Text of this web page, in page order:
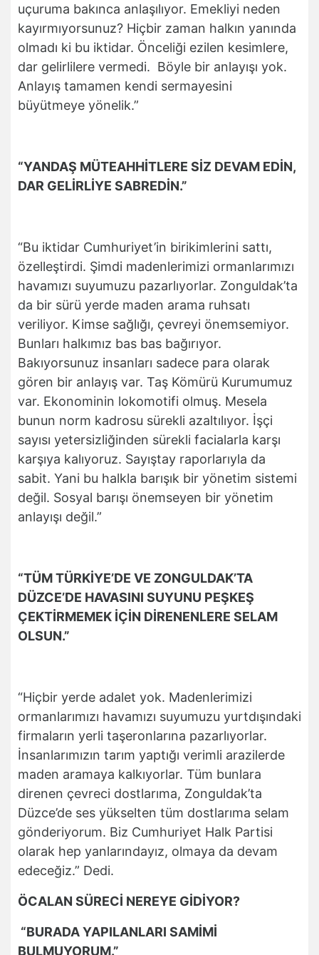
uçuruma bakınca anlaşılıyor. Emekliyi neden
kayırmıyorsunuz? Hiçbir zaman halkın yanında
olmadı ki bu iktidar. Önceliği ezilen kesimlere,
dar gelirlilere vermedi. Böyle bir anlayışı yok.
Anlayış tamamen kendi sermayesini
büyütmeye yönelik.”
“YANDAŞ MÜTEAHHİTLERE SİZ DEVAM EDİN,
DAR GELİRLİYE SABREDİN.”
“Bu iktidar Cumhuriyet’in birikimlerini sattı,
özelleştirdi. Şimdi madenlerimizi ormanlarımızı
havamızı suyumuzu pazarlıyorlar. Zonguldak’ta
da bir sürü yerde maden arama ruhsatı
veriliyor. Kimse sağlığı, çevreyi önemsemiyor.
Bunları halkımız bas bas bağırıyor.
Bakıyorsunuz insanları sadece para olarak
gören bir anlayış var. Taş Kömürü Kurumumuz
var. Ekonominin lokomotifi olmuş. Mesela
bunun norm kadrosu sürekli azaltılıyor. İşçi
sayısı yetersizliğinden sürekli facialarla karşı
karşıya kalıyoruz. Sayıştay raporlarıyla da
sabit. Yani bu halkla barışık bir yönetim sistemi
değil. Sosyal barışı önemseyen bir yönetim
anlayışı değil.”
“TÜM TÜRKİYE’DE VE ZONGULDAK’TA
DÜZCE’DE HAVASINI SUYUNU PEŞKEŞ
ÇEKTİRMEMEK İÇİN DİRENENLERE SELAM
OLSUN.”
“Hiçbir yerde adalet yok. Madenlerimizi
ormanlarımızı havamızı suyumuzu yurtdışındaki
firmaların yerli taşeronlarına pazarlıyorlar.
İnsanlarımızın tarım yaptığı verimli arazilerde
maden aramaya kalkıyorlar. Tüm bunlara
direnen çevreci dostlarıma, Zonguldak’ta
Düzce’de ses yükselten tüm dostlarıma selam
gönderiyorum. Biz Cumhuriyet Halk Partisi
olarak hep yanlarındayız, olmaya da devam
edeceğiz.” Dedi.
ÖCALAN SÜRECİ NEREYE GİDİYOR?
“BURADA YAPILANLARI SAMİMİ
BULMUYORUM.”